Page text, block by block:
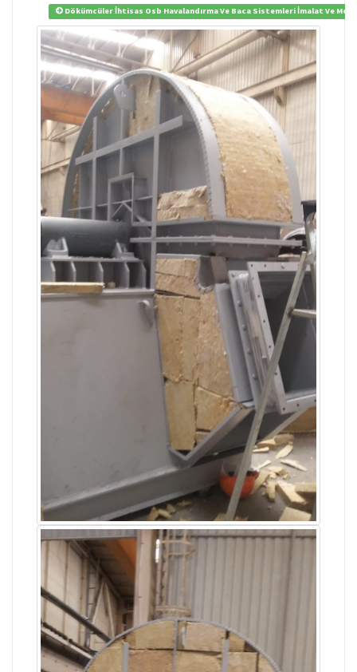
Dökümcüler İhtisas Osb Havalandırma Ve Baca Sistemleri İmalat Ve